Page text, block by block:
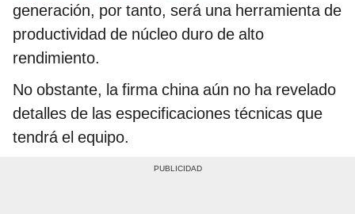
generación, por tanto, será una herramienta de
productividad de núcleo duro de alto
rendimiento.
No obstante, la firma china aún no ha revelado
detalles de las especificaciones técnicas que
tendrá el equipo.